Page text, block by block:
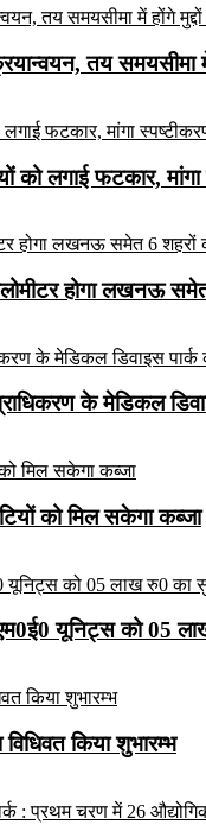
तय समयसीमा में
को लगाई फटकार, मांगा
होगा लखनऊ
के मेडिकल डिवाइस
को मिल सकेगा कब्जा
यूनिट्स को 05
किया शुभारम्भ